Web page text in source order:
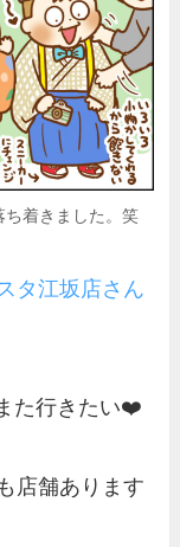
ち着きました。笑
タ江坂店さん
た行きたい❤️
店舗あります